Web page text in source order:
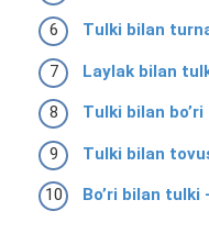
Tulki bilan
Laylak bilan
Tulki bilan
Tulki bilan
Bo’ri bilan tulki